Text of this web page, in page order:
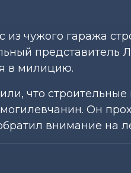
из чужого гаража
представитель
в милицию.
что
Он
внимание на